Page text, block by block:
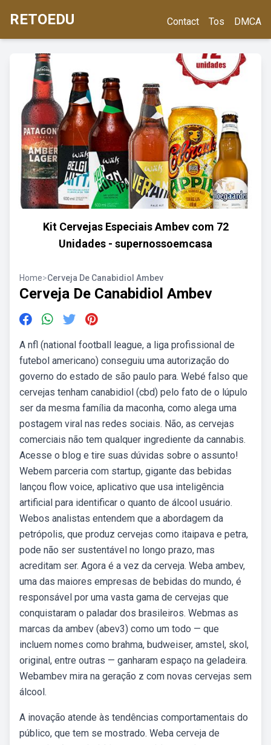
RETOEDU Contact Tos DMCA
Kit Cervejas Especiais Ambev com 72
Unidades - supernossoemcasa
Home>Cerveja De Canabidiol Ambev
Cerveja De Canabidiol Ambev
A nfl (national football league, a liga profissional de
futebol americano) conseguiu uma autorização do
governo do estado de são paulo para. Webé falso que
cervejas tenham canabidiol (cbd) pelo fato de o lúpulo
ser da mesma família da maconha, como alega uma
postagem viral nas redes sociais. Não, as cervejas
comerciais não tem qualquer ingrediente da cannabis.
Acesse o blog e tire suas dúvidas sobre o assunto!
Webem parceria com startup, gigante das bebidas
lançou flow voice, aplicativo que usa inteligência
artificial para identificar o quanto de álcool usuário.
Webos analistas entendem que a abordagem da
petrópolis, que produz cervejas como itaipava e petra,
pode não ser sustentável no longo prazo, mas
acreditam ser. Agora é a vez da cerveja. Weba ambev,
uma das maiores empresas de bebidas do mundo, é
responsável por uma vasta gama de cervejas que
conquistaram o paladar dos brasileiros. Webmas as
marcas da ambev (abev3) como um todo — que
incluem nomes como brahma, budweiser, amstel, skol,
original, entre outras — ganharam espaço na geladeira.
Webambev mira na geração z com novas cervejas sem
álcool.
A inovação atende às tendências comportamentais do
público, que tem se mostrado. Weba cerveja de